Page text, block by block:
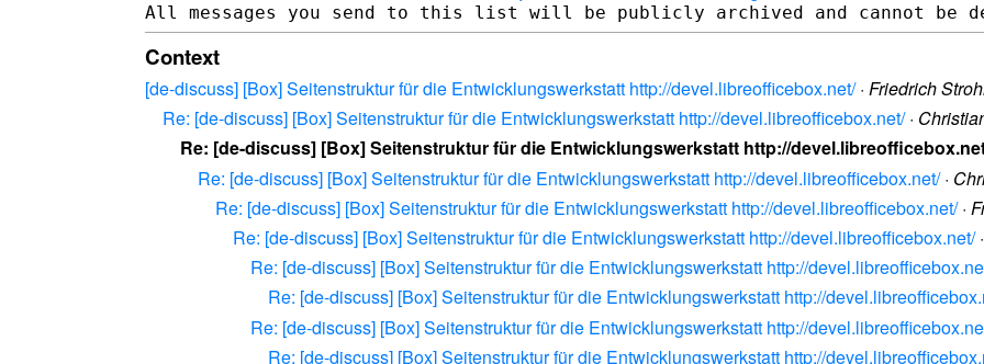
Context
[de-discuss] [Box] Seitenstruktur für die Entwicklungswerkstatt http://devel.libreofficebox.net/· Friedrich
Re: [de-discuss] [Box] Seitenstruktur für die Entwicklungswerkstatt http://devel.libreofficebox.net/·
Re: [de-discuss] [Box] Seitenstruktur für die Entwicklungswerkstatt http://
Re: [de-discuss] [Box] Seitenstruktur für die Entwicklungswerkstatt http://devel.libreofficebox.net/·
Re: [de-discuss] [Box] Seitenstruktur für die Entwicklungswerkstatt http://devel.libreofficebox.net/·
Re: [de-discuss] [Box] Seitenstruktur für die Entwicklungswerkstatt http://devel.libreofficebox.net/·
Re: [de-discuss] [Box] Seitenstruktur für die Entwicklungswerkstatt http://
Re: [de-discuss] [Box] Seitenstruktur für die Entwicklungswerkstatt http://
Re: [de-discuss] [Box] Seitenstruktur für die Entwicklungswerkstatt http://
Re: [de-discuss] [Box] Seitenstruktur für die Entwicklungswerkstatt http://